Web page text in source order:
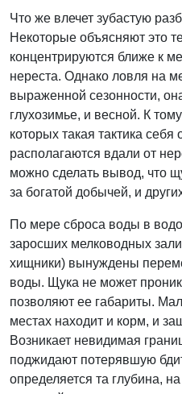
Что же влечет зубастую
Некоторые объясняют это
концентрируются ближе к
нереста. Однако ловля на
выраженной сезонности,
глухозимье, и весной. К
которых такая тактика себя
располагаются вдали от
можно сделать вывод, что
за богатой добычей, и
По мере сброса воды в
заросших мелководных
хищники) вынуждены
воды. Щука не может
позволяют ее габариты.
местах находит и корм, и
Возникает невидимая
поджидают потерявшую
определяется та глубина,